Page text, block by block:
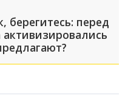
берегитесь: перед